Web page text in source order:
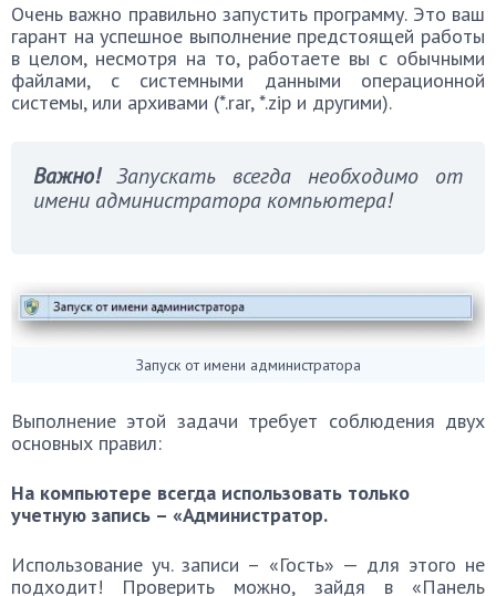
Очень важно правильно запустить программу. Это ваш
гарант на успешное выполнение предстоящей работы
в целом, несмотря на то, работаете вы с обычными
файлами, с системными данными операционной
системы, или архивами (*.rar, *.zip и другими).
Важно!Запускать всегда необходимо от
имени администратора компьютера!
Запуск от имени администратора
Выполнение этой задачи требует соблюдения двух
основных правил:
На компьютере всегда использовать только
учетную запись – «Администратор.
Использование уч. записи – «Гость» — для этого не
подходит! Проверить можно, зайдя в «Панель